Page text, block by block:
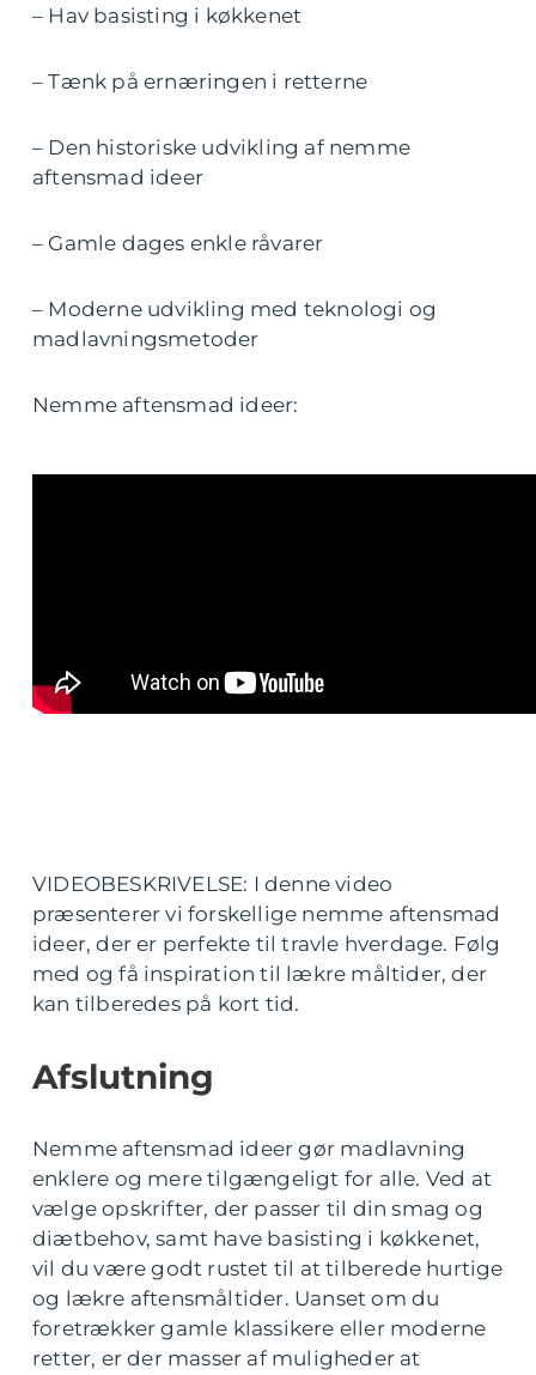
– Hav basisting i køkkenet
– Tænk på ernæringen i retterne
– Den historiske udvikling af nemme
aftensmad ideer
– Gamle dages enkle råvarer
– Moderne udvikling med teknologi og
madlavningsmetoder
Nemme aftensmad ideer:
VIDEOBESKRIVELSE: I denne video
præsenterer vi forskellige nemme aftensmad
ideer, der er perfekte til travle hverdage. Følg
med og få inspiration til lækre måltider, der
kan tilberedes på kort tid.
Afslutning
Nemme aftensmad ideer gør madlavning
enklere og mere tilgængeligt for alle. Ved at
vælge opskrifter, der passer til din smag og
diætbehov, samt have basisting i køkkenet,
vil du være godt rustet til at tilberede hurtige
og lækre aftensmåltider. Uanset om du
foretrækker gamle klassikere eller moderne
retter, er der masser af muligheder at